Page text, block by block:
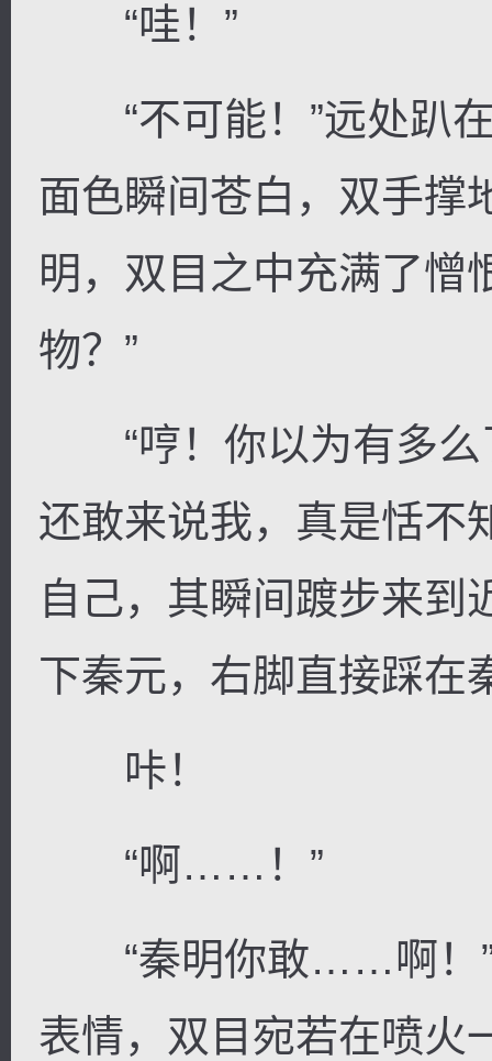
“哇！”
“不可能！”远处趴在
面色瞬间苍白，双手撑
明，双目之中充满了憎
物？”
“哼！你以为有多么
还敢来说我，真是恬不
自己，其瞬间踱步来到
下秦元，右脚直接踩在
咔！
“啊……！”
“秦明你敢……啊！”
表情，双目宛若在喷火